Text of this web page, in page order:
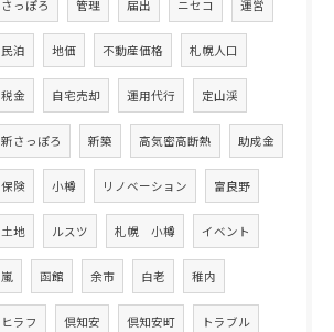
さっぽろ 管理 届出 ニセコ 運営
民泊 地価 不動産価格 札幌人口
税金 自宅売却 運用代行 定山渓
新さっぽろ 新築 高気密高断熱 助成金
保険 小樽 リノベーション 富良野
土地 ルスツ 札幌 小樽 イベント
嵐 函館 余市 白老 稚内
ヒラフ 倶知安 倶知安町 トラブル